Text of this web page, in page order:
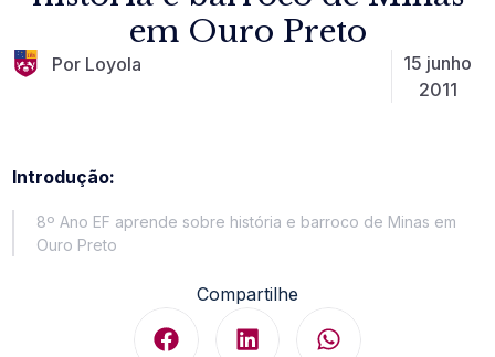
em Ouro Preto
Por Loyola
15 junho
2011
Introdução:
8º Ano EF aprende sobre história e barroco de Minas em
Ouro Preto
Compartilhe